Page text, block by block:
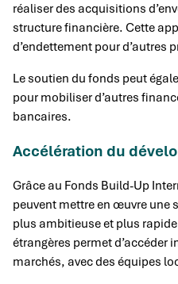
réaliser des acquisitions
structure financière. Cette
d’endettement pour d’autres
Le soutien du fonds peut
pour mobiliser d’autres
bancaires.
Accélération du
Grâce au Fonds Build-Up
peuvent mettre en œuvre une
plus ambitieuse et plus
étrangères permet d’accéder
marchés, avec des équipes